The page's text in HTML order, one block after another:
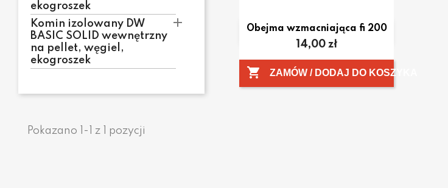
ekogroszek
Komin izolowany DW
BASIC SOLID wewnętrzny
na pellet, węgiel,
ekogroszek
 Obejma wzmacniająca fi 200
Cena
14,00 zł
 ZAMÓW / DODAJ DO KOSZYKA
Szybki podgląd
Pokazano 1-1 z 1 pozycji